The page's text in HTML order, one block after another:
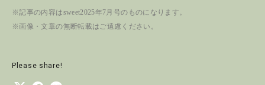
※記事の内容はsweet2025年7月号のものになります。
※画像・文章の無断転載はご遠慮ください。
Please share!